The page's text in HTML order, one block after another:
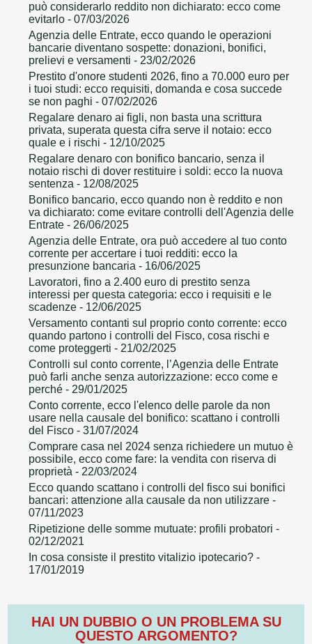
può considerarlo reddito non dichiarato: ecco come
evitarlo - 07/03/2026
Agenzia delle Entrate, ecco quando le operazioni
bancarie diventano sospette: donazioni, bonifici,
prelievi e versamenti - 23/02/2026
Prestito d'onore studenti 2026, fino a 70.000 euro per
i tuoi studi: ecco requisiti, domanda e cosa succede
se non paghi - 07/02/2026
Regalare denaro ai figli, non basta una scrittura
privata, superata questa cifra serve il notaio: ecco
quale e i rischi - 12/10/2025
Regalare denaro con bonifico bancario, senza il
notaio rischi di dover restituire i soldi: ecco la nuova
sentenza - 12/08/2025
Bonifico bancario, ecco quando non è reddito e non
va dichiarato: come evitare controlli dell'Agenzia delle
Entrate - 26/06/2025
Agenzia delle Entrate, ora può accedere al tuo conto
corrente per accertare i tuoi redditi: ecco la
presunzione bancaria - 16/06/2025
Lavoratori, fino a 2.400 euro di prestito senza
interessi per questa categoria: ecco i requisiti e le
scadenze - 12/06/2025
Versamento contanti sul proprio conto corrente: ecco
quando partono i controlli del Fisco, cosa rischi e
come proteggerti - 21/02/2025
Controlli sul conto corrente, l’Agenzia delle Entrate
può farli anche senza autorizzazione: ecco come e
perché - 29/01/2025
Conto corrente, ecco l'elenco delle parole da non
usare nella causale del bonifico: scattano i controlli
del Fisco - 31/07/2024
Comprare casa nel 2024 senza richiedere un mutuo è
possibile, ecco come fare: la vendita con riserva di
proprietà - 22/03/2024
Ecco quando scattano i controlli del fisco sui bonifici
bancari: attenzione alla causale da non utilizzare -
07/11/2023
Ripetizione delle somme mutuate: profili probatori -
02/12/2021
In cosa consiste il prestito vitalizio ipotecario? -
17/01/2019
HAI UN DUBBIO O UN PROBLEMA SU
QUESTO ARGOMENTO?